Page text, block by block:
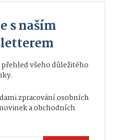
s naším
všeho důležitého
zpracování osobních
a obchodních